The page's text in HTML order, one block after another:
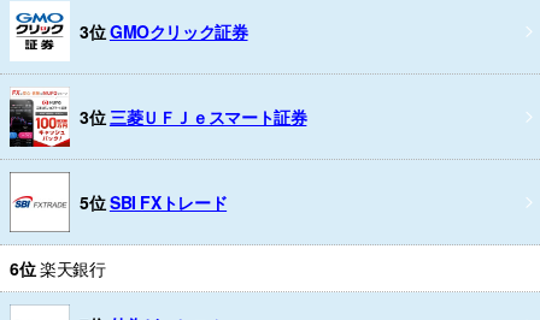
3位GMOクリック証券
3位 三菱ＵＦＪｅスマート証券
5位SBI FXトレード
6位楽天銀行